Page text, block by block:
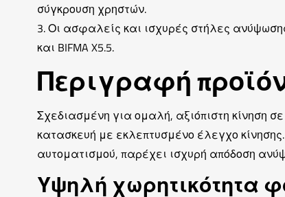
σύγκρουση χρηστών.
3. Οι ασφαλείς και ισχυρές στήλες
και BIFMA X5.5.
Περιγραφή
Σχεδιασμένη για ομαλή, αξιόπιστη κίνηση
κατασκευή με εκλεπτυσμένο έλεγχο
αυτοματισμού, παρέχει ισχυρή απόδοση
Υψηλή χωρητικότητα